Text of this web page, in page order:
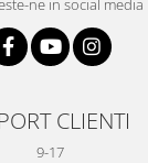
ne in social media
CLIENTI
9-17